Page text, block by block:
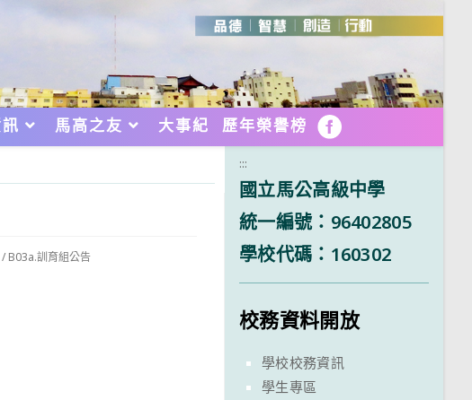
訊 馬高之友 大事紀 歷年榮譽榜 FB
/ B03a.訓育組公告
:::
國立馬公高級中學
統一編號：96402805
學校代碼：160302
校務資料開放
學校校務資訊
學生專區